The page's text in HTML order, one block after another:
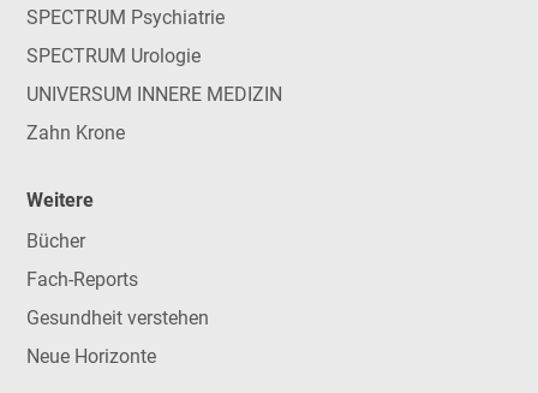
SPECTRUM Psychiatrie
SPECTRUM Urologie
UNIVERSUM INNERE MEDIZIN
Zahn Krone
Weitere
Bücher
Fach-Reports
Gesundheit verstehen
Neue Horizonte